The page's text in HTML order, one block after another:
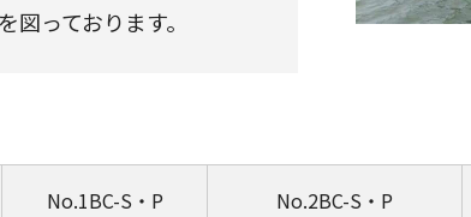
っております。
No.1BC-S・P No.2BC-S・P